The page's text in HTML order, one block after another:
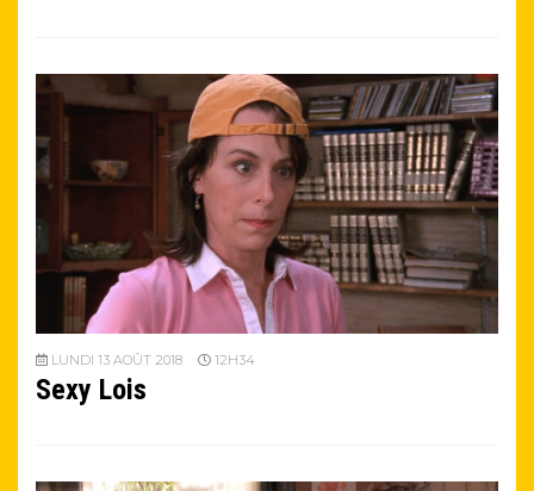
LUNDI 13 AOÛT 2018 12H34
Sexy Lois